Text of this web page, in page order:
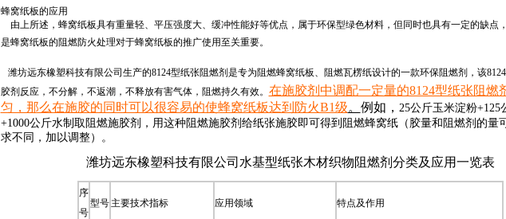
蜂窝纸板的应用
由上所述，蜂窝纸板具有重量轻、平压强度大、缓冲性能好等优点，属于环保型绿色材料，但同时也具有一定的缺点
是蜂窝纸板的阻燃防火处理对于蜂窝纸板的推广使用至关重要。
潍坊远东橡塑科技有限公司生产的8124型纸张阻燃剂是专为阻燃蜂窝纸板、阻燃瓦楞纸设计的一款环保阻燃剂，该
胶剂反应，不分解，不返潮，不释放有害气体，阻燃持久有效。 在施胶剂中调配一定量的8124型纸张阻燃
匀，那么在施胶的同时可以很容易的使蜂窝纸板达到防火B1级。 例如， 25公斤玉米淀粉+125
+1000公斤水制取阻燃施胶剂，用这种阻燃施胶剂给纸张施胶即可得到阻燃蜂窝纸（ 胶量和阻燃剂的量
求不同，加以调整）。
潍坊远东橡塑科技有限公司水基型纸张木材织物阻燃剂分类及应用一览表
序
号
型号 主要技术指标 应用领域 特点及作用